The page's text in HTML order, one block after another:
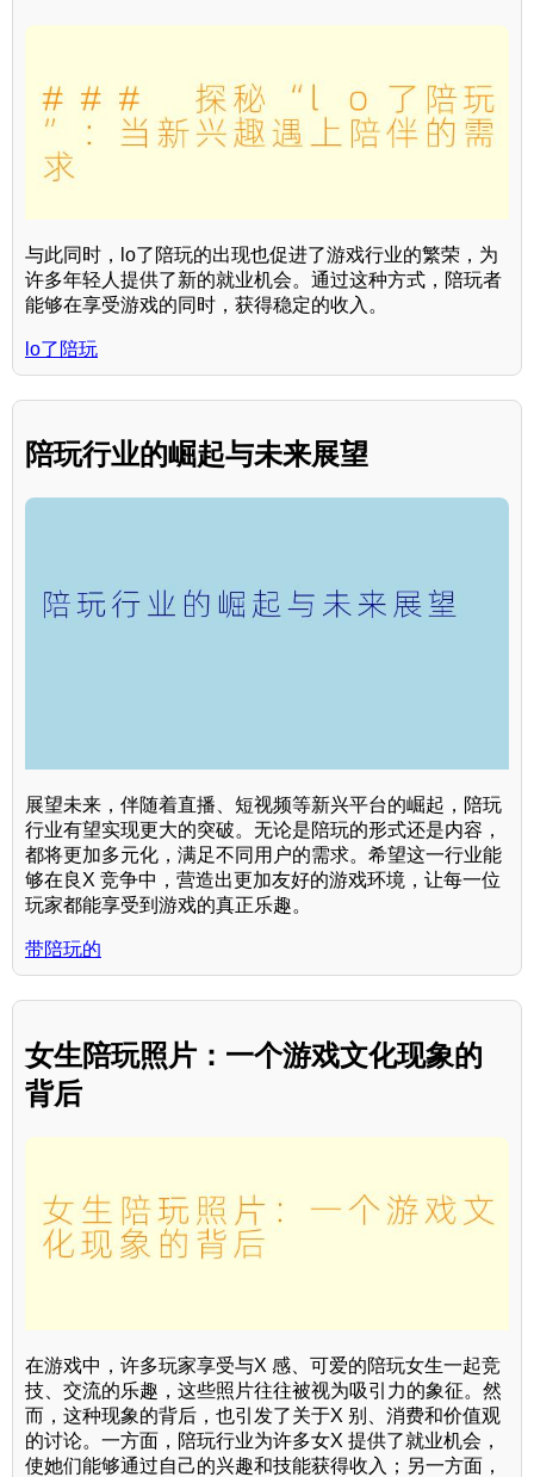
与此同时，lo了陪玩的出现也促进了游戏行业的繁荣，为
许多年轻人提供了新的就业机会。通过这种方式，陪玩者
能够在享受游戏的同时，获得稳定的收入。
lo了陪玩
陪玩行业的崛起与未来展望
展望未来，伴随着直播、短视频等新兴平台的崛起，陪玩
行业有望实现更大的突破。无论是陪玩的形式还是内容，
都将更加多元化，满足不同用户的需求。希望这一行业能
够在良X 竞争中，营造出更加友好的游戏环境，让每一位
玩家都能享受到游戏的真正乐趣。
带陪玩的
女生陪玩照片：一个游戏文化现象的
背后
在游戏中，许多玩家享受与X 感、可爱的陪玩女生一起竞
技、交流的乐趣，这些照片往往被视为吸引力的象征。然
而，这种现象的背后，也引发了关于X 别、消费和价值观
的讨论。一方面，陪玩行业为许多女X 提供了就业机会，
使她们能够通过自己的兴趣和技能获得收入；另一方面，